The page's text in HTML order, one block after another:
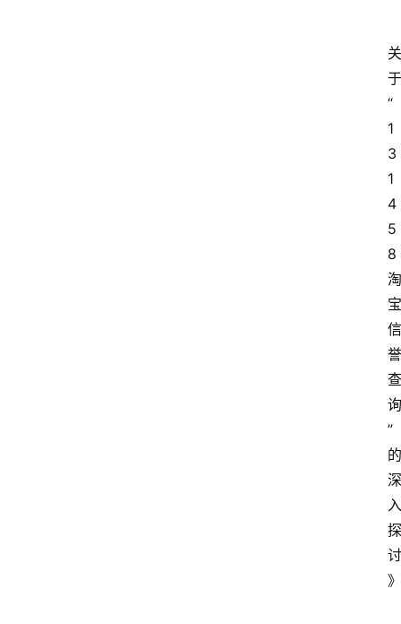
关
于
“
1
3
1
4
5
8
淘
宝
信
誉
查
询
”
的
深
入
探
讨
》